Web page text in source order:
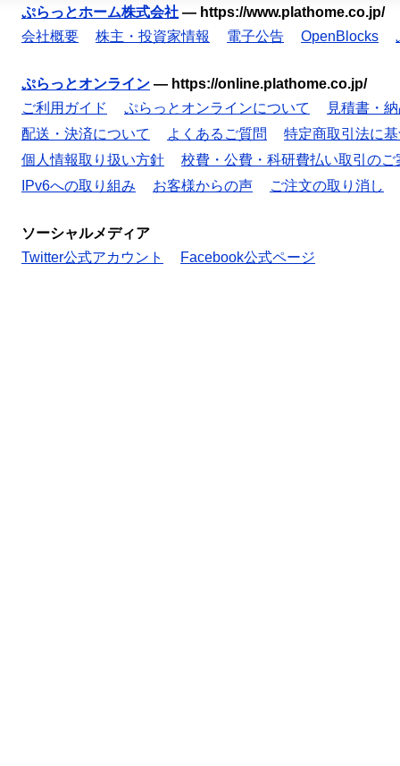
ぷらっとホーム株式会社 — https://www.plathome.co.jp/
会社概要
株主・投資家情報 電子公告 OpenBlocks
ぷらっとオンライン — https://online.plathome.co.jp/
ご利用ガイド
ぷらっとオンラインについて
見積書・
配送・決済について
よくあるご質問
特定商取引法に
個人情報取り扱い方針
校費・公費・科研費払い取引のご
IPv6への取り組み
お客様からの声 ご注文の取り消し
ソーシャルメディア
Twitter公式アカウント
Facebook公式ページ